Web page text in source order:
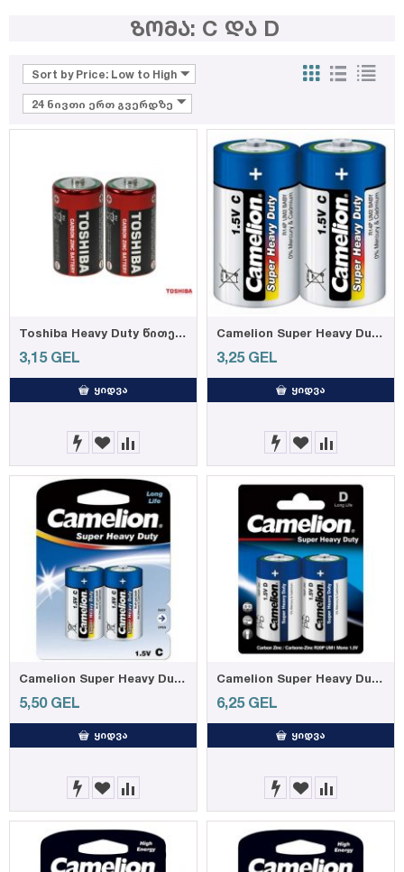
ზომა: C და D
Sort by Price: Low to High
24 ნივთი ერთ გვერდზე
Toshiba Heavy Duty წითელი D ელემენტი, 2ც შეკვრა R20SL SP-2TGTE
3,15 GEL
ᲧᲘᲓᲕᲐ
Camelion Super Heavy Duty, Blue C, 2-pc shrink
3,25 GEL
ᲧᲘᲓᲕᲐ
Camelion Super Heavy Duty, Blue C, 2-pc blister
5,50 GEL
ᲧᲘᲓᲕᲐ
Camelion Super Heavy Duty, Blue D, 2-pc blister
6,25 GEL
ᲧᲘᲓᲕᲐ